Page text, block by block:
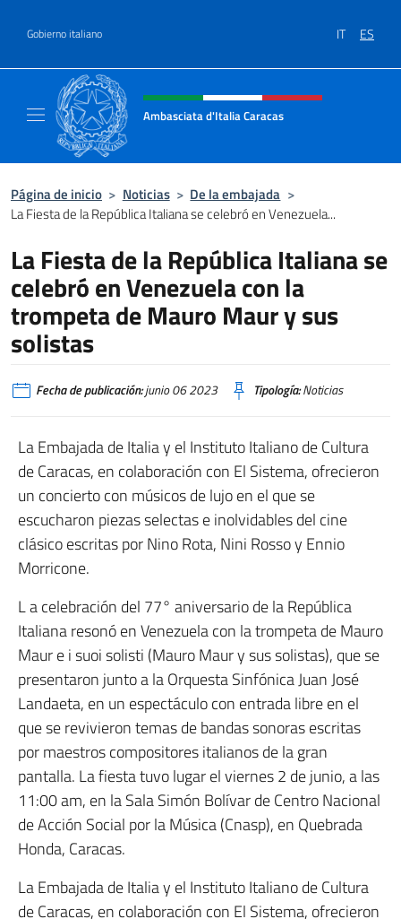
Gobierno italiano IT ES
Encabezado del sitio web,
Ambasciata d'Italia Caracas
Página de inicio > Noticias > De la embajada >
La Fiesta de la República Italiana se celebró en Venezuela...
La Fiesta de la República Italiana se
celebró en Venezuela con la
trompeta de Mauro Maur y sus
solistas
Fecha de publicación:junio 06 2023 Tipología:Noticias
La Embajada de Italia y el Instituto Italiano de Cultura
de Caracas, en colaboración con El Sistema, ofrecieron
un concierto con músicos de lujo en el que se
escucharon piezas selectas e inolvidables del cine
clásico escritas por Nino Rota, Nini Rosso y Ennio
Morricone.
L a celebración del 77° aniversario de la República
Italiana resonó en Venezuela con la trompeta de Mauro
Maur e i suoi solisti (Mauro Maur y sus solistas), que se
presentaron junto a la Orquesta Sinfónica Juan José
Landaeta, en un espectáculo con entrada libre en el
que se revivieron temas de bandas sonoras escritas
por maestros compositores italianos de la gran
pantalla. La fiesta tuvo lugar el viernes 2 de junio, a las
11:00 am, en la Sala Simón Bolívar de Centro Nacional
de Acción Social por la Música (Cnasp), en Quebrada
Honda, Caracas.
La Embajada de Italia y el Instituto Italiano de Cultura
de Caracas, en colaboración con El Sistema, ofrecieron